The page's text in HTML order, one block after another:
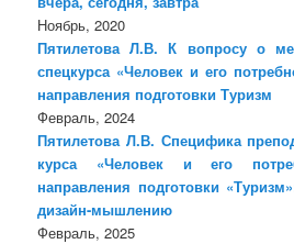
Ноябрь, 2020
Пятилетова Л.В. К вопросу о
спецкурса «Человек и его
направления подготовки Туризм
Февраль, 2024
Пятилетова Л.В. Специфика
курса «Человек и его
направления подготовки
дизайн-мышлению
Февраль, 2025